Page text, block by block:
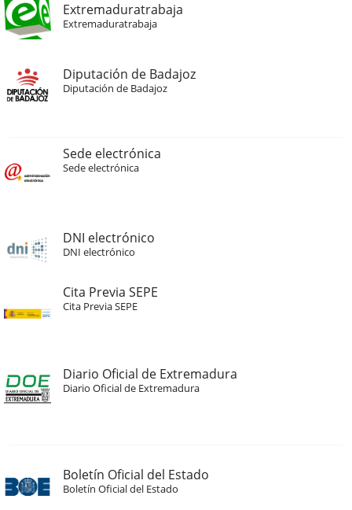
Extremaduratrabaja
Extremaduratrabaja
Diputación de Badajoz
Diputación de Badajoz
Sede electrónica
Sede electrónica
DNI electrónico
DNI electrónico
Cita Previa SEPE
Cita Previa SEPE
Diario Oficial de Extremadura
Diario Oficial de Extremadura
Boletín Oficial del Estado
Boletín Oficial del Estado